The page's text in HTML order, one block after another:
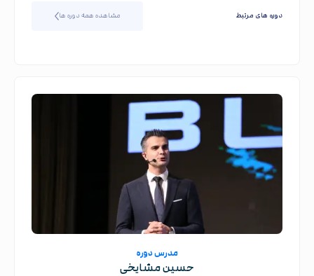
دوره های مرتبط مشاهده همه دوره ها
مدرس دوره
حسین مشایخی